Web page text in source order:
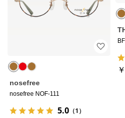
nosefree
nosefree NOF-111
5.0 （1）